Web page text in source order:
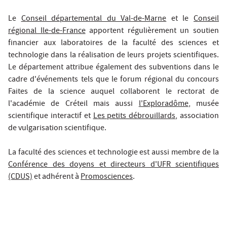
LeConseil départemental du Val-de-Marneet leConseil
régional Ile-de-Franceapportent régulièrement un soutien
financier aux laboratoires de la faculté des sciences et
technologie dans la réalisation de leurs projets scientifiques.
Le département attribue également des subventions dans le
cadre d'événements tels que le forum régional du concours
Faites de la science auquel collaborent le rectorat de
l'académie de Créteil mais aussil'Exploradôme, musée
scientifique interactif etLes petits débrouillards, association
de vulgarisation scientifique.
La faculté des sciences et technologie est aussi membre de la
Conférence des doyens et directeurs d'UFR scientifiques
(CDUS)et adhérent àPromosciences.